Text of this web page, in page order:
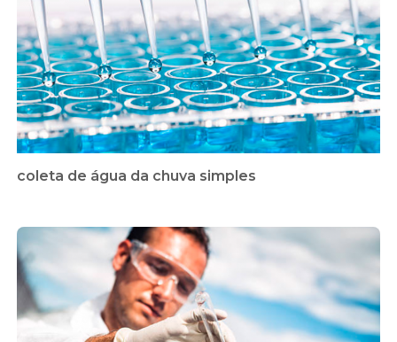
coleta de água da chuva simples